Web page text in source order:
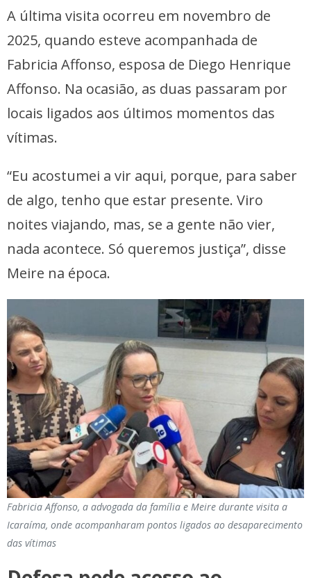
A última visita ocorreu em novembro de
2025, quando esteve acompanhada de
Fabricia Affonso, esposa de Diego Henrique
Affonso. Na ocasião, as duas passaram por
locais ligados aos últimos momentos das
vítimas.
“Eu acostumei a vir aqui, porque, para saber
de algo, tenho que estar presente. Viro
noites viajando, mas, se a gente não vier,
nada acontece. Só queremos justiça”, disse
Meire na época.
Fabricia Affonso, a advogada da família e Meire durante visita a
Icaraíma, onde acompanharam pontos ligados ao desaparecimento
das vítimas